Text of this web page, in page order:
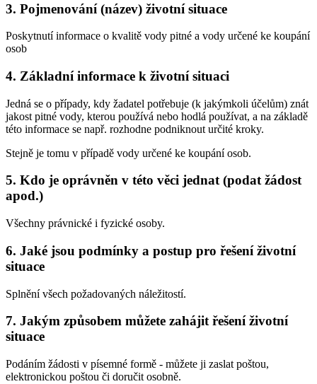
3. Pojmenování (název) životní situace
Poskytnutí informace o kvalitě vody pitné a vody určené ke koupání
osob
4. Základní informace k životní situaci
Jedná se o případy, kdy žadatel potřebuje (k jakýmkoli účelům) znát
jakost pitné vody, kterou používá nebo hodlá používat, a na základě
této informace se např. rozhodne podniknout určité kroky.
Stejně je tomu v případě vody určené ke koupání osob.
5. Kdo je oprávněn v této věci jednat (podat žádost
apod.)
Všechny právnické i fyzické osoby.
6. Jaké jsou podmínky a postup pro řešení životní
situace
Splnění všech požadovaných náležitostí.
7. Jakým způsobem můžete zahájit řešení životní
situace
Podáním žádosti v písemné formě - můžete ji zaslat poštou,
elektronickou poštou či doručit osobně.